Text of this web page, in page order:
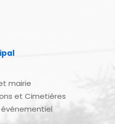
mairie
et Cimetières